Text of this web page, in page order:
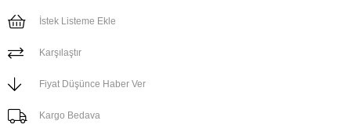
İstek Listeme Ekle
Karşılaştır
Fiyat Düşünce Haber Ver
Kargo Bedava